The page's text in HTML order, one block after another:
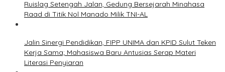
Ruislag Setengah Jalan, Gedung Bersejarah Minahasa
Raad di Titik Nol Manado Milik TNI-AL
Jalin Sinergi Pendidikan, FIPP UNIMA dan KPID Sulut Teken
Kerja Sama; Mahasiswa Baru Antusias Serap Materi
Literasi Penyiaran